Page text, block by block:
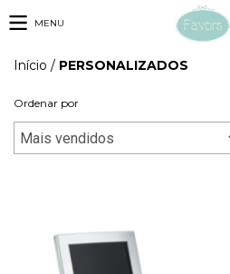
MENU
Início / PERSONALIZADOS
Ordenar por